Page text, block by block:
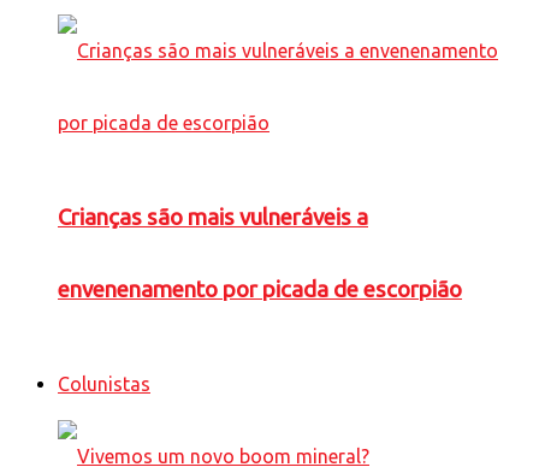
Crianças são mais vulneráveis a
envenenamento por picada de escorpião
Colunistas